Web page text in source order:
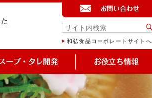
和弘食品コーポレートサイトへ